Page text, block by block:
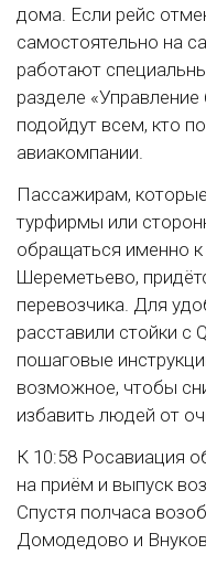
дома. Если рейс
самостоятельно на
работают
разделе
подойдут всем, кто
авиакомпании.
Пассажирам,
турфирмы или
обращаться именно
Шереметьево,
перевозчика. Для
расставили стойки с
пошаговые
возможное, чтобы
избавить людей от
К 10:58 Росавиация
на приём и выпуск
Спустя полчаса
Домодедово и